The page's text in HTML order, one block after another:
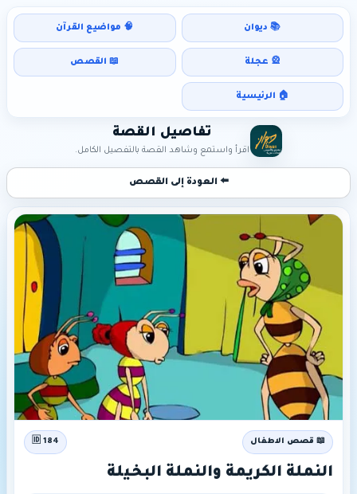
📚 ديوان 🧠 مواضيع القرآن
🎡 عجلة 📖 القصص
🏠 الرئيسية
تفاصيل القصة
اقرأ واستمع وشاهد القصة بالتفصيل الكامل.
⬅️ العودة إلى القصص
📖 قصص الاطفال 🆔 184
النملة الكريمة والنملة البخيلة